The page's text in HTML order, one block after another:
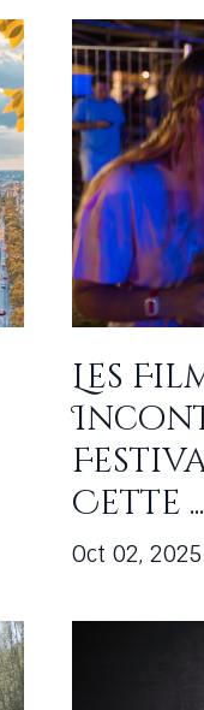
Les
Cette ...
Oct 02, 2025